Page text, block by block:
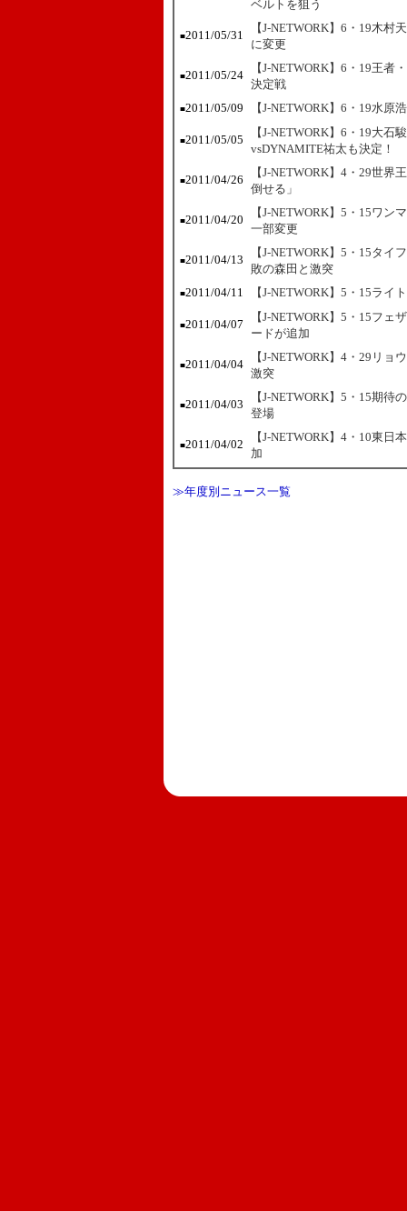
ベルトを狙う
■2011/05/31
【J-NETWORK】6・19木
に変更
■2011/05/24
【J-NETWORK】6・19王
決定戦
■2011/05/09 【J-NETWORK】6・19水原
■2011/05/05
【J-NETWORK】6・19大
vsDYNAMITE祐太も決定！
■2011/04/26
【J-NETWORK】4・29世
倒せる」
■2011/04/20
【J-NETWORK】5・15ワ
一部変更
■2011/04/13
【J-NETWORK】5・15タ
敗の森田と激突
■2011/04/11 【J-NETWORK】5・15ラ
■2011/04/07
【J-NETWORK】5・15フ
ードが追加
■2011/04/04
【J-NETWORK】4・29リ
激突
■2011/04/03
【J-NETWORK】5・15期
登場
■2011/04/02
【J-NETWORK】4・10東
加
≫年度別ニュース一覧